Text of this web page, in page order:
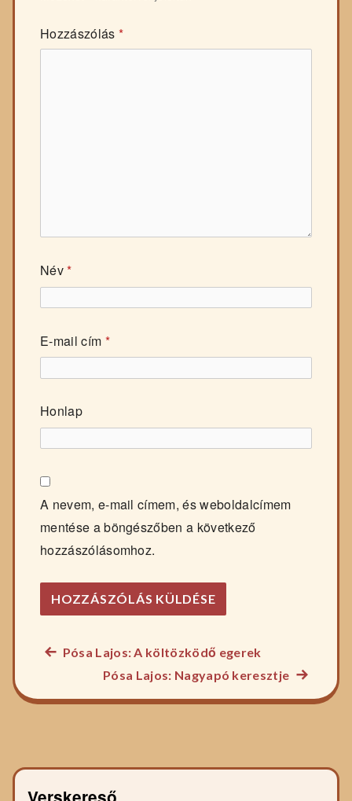
Hozzászólás *
Név*
E-mail cím *
Honlap
A nevem, e-mail címem, és weboldalcímem
mentése a böngészőben a következő
hozzászólásomhoz.
Bejegyzés
navigáció
Előző
főzelék
recept:
Pósa Lajos: A költözködő egerek
Pósa Lajos: Nagyapó keresztje
főzelék